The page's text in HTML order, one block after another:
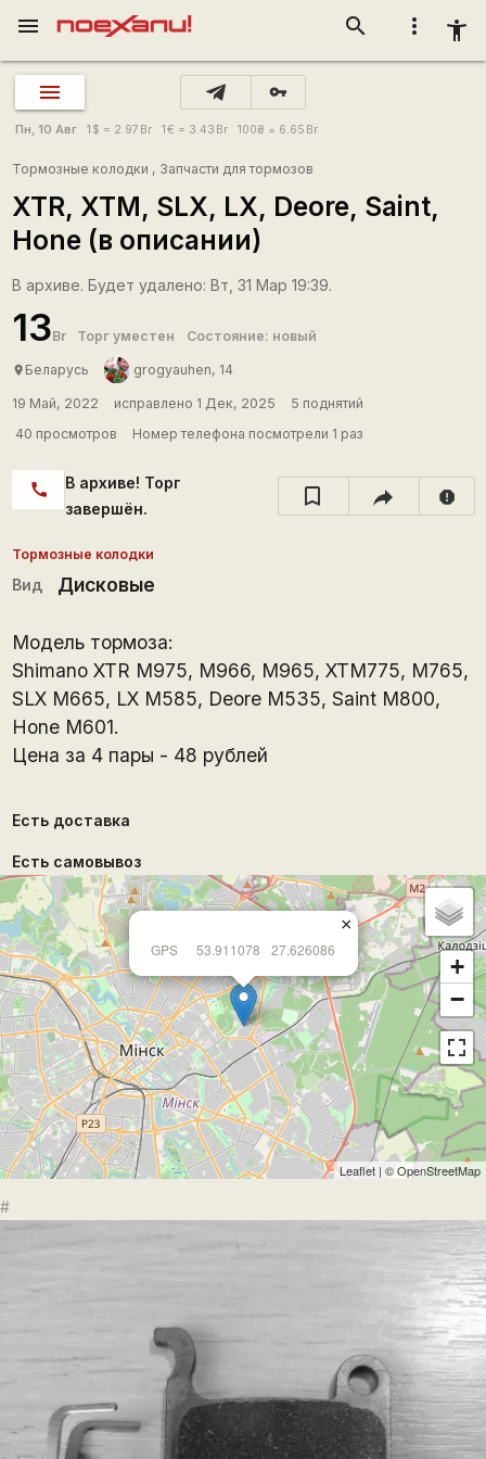
more_vert accessibility_new
search
menu
vpn_key
Пн, 10 Авг 1 $ = 2.97 Br 1€ = 3.43 Br 100₴ = 6.65 Br
Тормозные колодки , Запчасти для тормозов
XTR, XTM, SLX, LX, Deore, Saint,
Hone (в описании)
В архиве. Будет удалено: Вт, 31 Мар 19:39.
13Br Торг уместен Состояние: новый
place Беларусь grogyauhen, 14
19 Май, 2022 исправлено 1 Дек, 2025
5 поднятий
40 просмотров
Номер телефона посмотрели 1 раз
call
В архиве! Торг
завершён.
report
Тормозные колодки
Вид Дисковые
Модель тормоза:
Shimano XTR M975, M966, M965, XTM775, M765,
SLX M665, LX M585, Deore M535, Saint M800,
Hone M601.
Цена за 4 пары - 48 рублей
Есть доставка
Есть самовывоз
GPS 53.911078 27.626086
×
+
−
Leaflet | ©OpenStreetMap
#